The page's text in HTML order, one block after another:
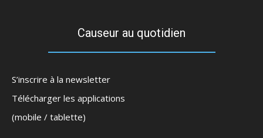
Causeur au quotidien
S’inscrire à la newsletter
Télécharger les applications
(mobile / tablette)